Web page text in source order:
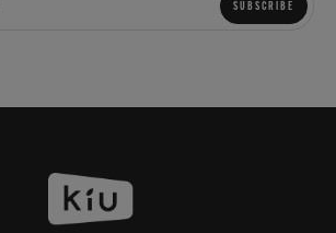
SUBSCRIBE